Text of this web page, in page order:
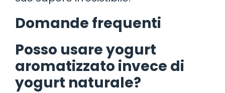
Domande frequenti
Posso usare yogurt
aromatizzato invece di
yogurt naturale?